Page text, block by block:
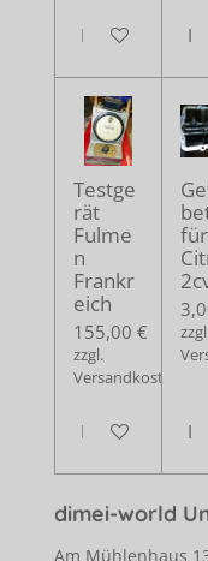
In den
Testge
rät
Fulme
n
Frankr
eich
155,00 €
zzgl.
Versandkosten
In den
für
In
dimei-world
Am Mühlenhaus